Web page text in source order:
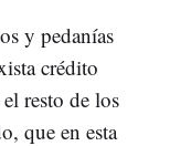
y pedanías
crédito
resto de los
que en esta